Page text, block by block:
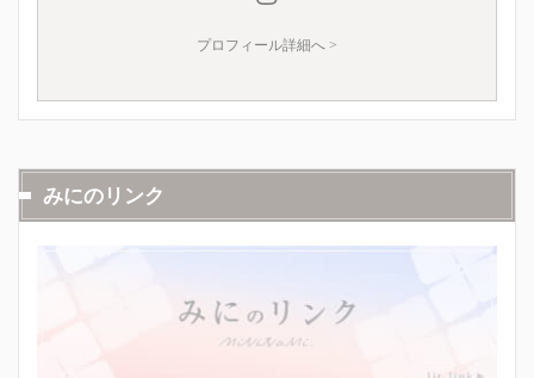
プロフィール詳細へ >
みにのリンク